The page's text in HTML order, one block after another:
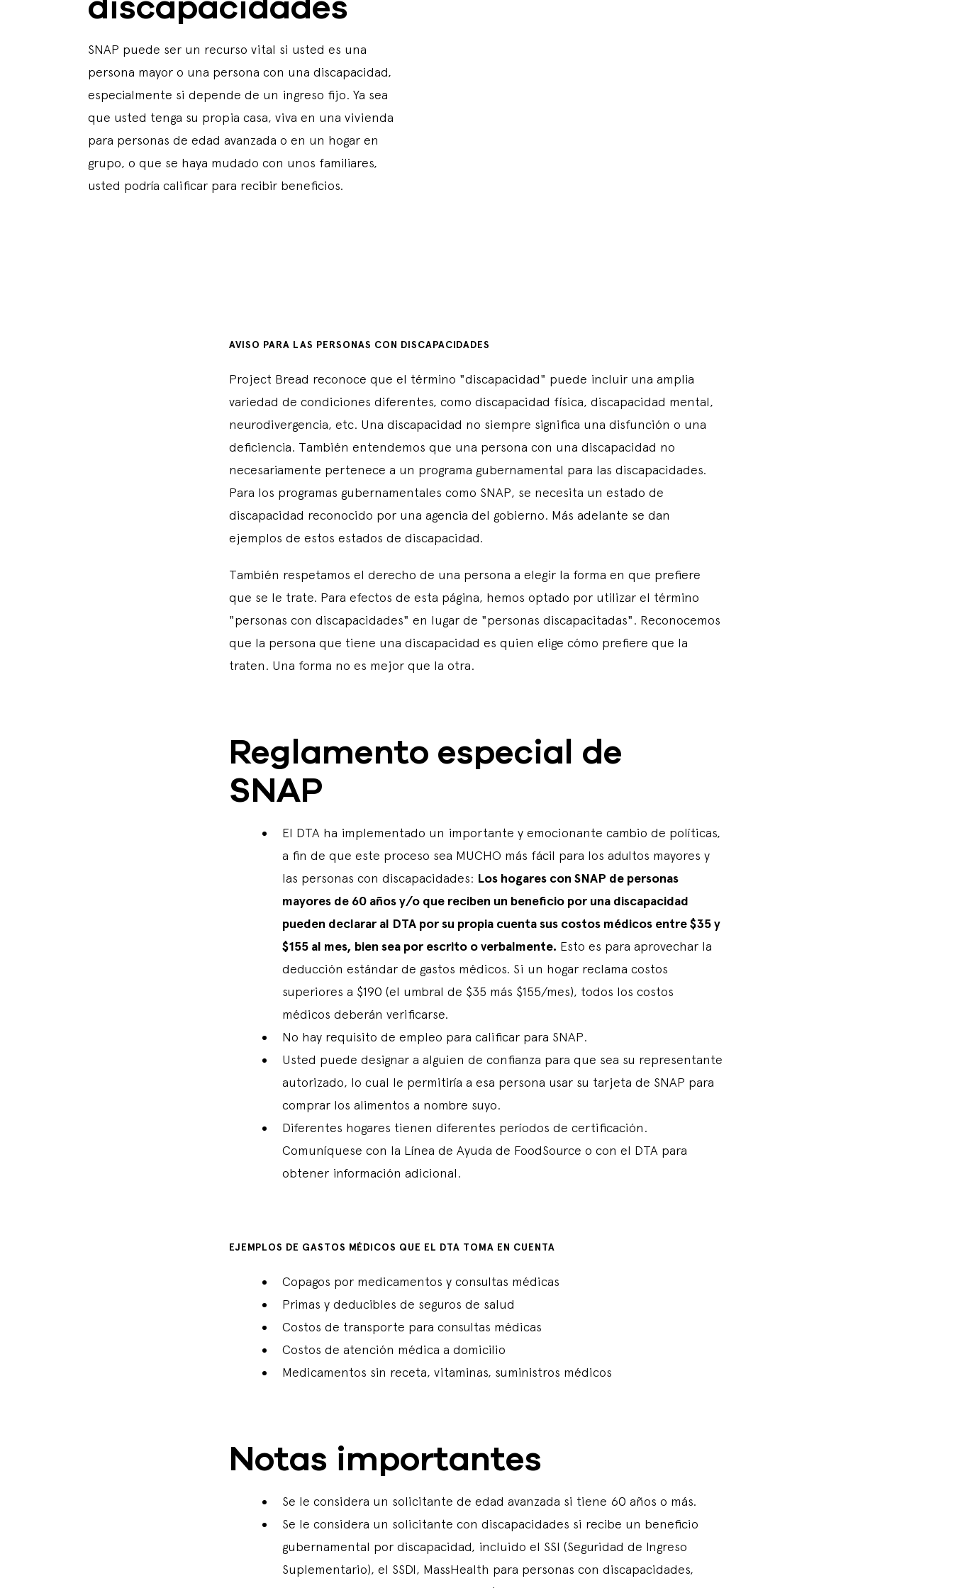
SNAP puede ser un recurso vital si usted es una
persona mayor o una persona con una discapacidad,
especialmente si depende de un ingreso fijo. Ya sea
que usted tenga su propia casa, viva en una vivienda
para personas de edad avanzada o en un hogar en
grupo, o que se haya mudado con unos familiares,
usted podría calificar para recibir beneficios.
AVISO PARA LAS PERSONAS CON DISCAPACIDADES
Project Bread reconoce que el término "discapacidad" puede incluir una amplia
variedad de condiciones diferentes, como discapacidad física, discapacidad mental,
neurodivergencia, etc. Una discapacidad no siempre significa una disfunción o una
deficiencia. También entendemos que una persona con una discapacidad no
necesariamente pertenece a un programa gubernamental para las discapacidades.
Para los programas gubernamentales como SNAP, se necesita un estado de
discapacidad reconocido por una agencia del gobierno. Más adelante se dan
ejemplos de estos estados de discapacidad.
También respetamos el derecho de una persona a elegir la forma en que prefiere
que se le trate. Para efectos de esta página, hemos optado por utilizar el término
"personas con discapacidades" en lugar de "personas discapacitadas". Reconocemos
que la persona que tiene una discapacidad es quien elige cómo prefiere que la
traten. Una forma no es mejor que la otra.
Reglamento especial de
SNAP
El DTA ha implementado un importante y emocionante cambio de políticas,
a fin de que este proceso sea MUCHO más fácil para los adultos mayores y
las personas con discapacidades: Los hogares con SNAP de personas
mayores de 60 años y/o que reciben un beneficio por una discapacidad
pueden declarar al DTA por su propia cuenta sus costos médicos entre $35 y
$155 al mes, bien sea por escrito o verbalmente. Esto es para aprovechar la
deducción estándar de gastos médicos. Si un hogar reclama costos
superiores a $190 (el umbral de $35 más $155/mes), todos los costos
médicos deberán verificarse.
No hay requisito de empleo para calificar para SNAP.
Usted puede designar a alguien de confianza para que sea su representante
autorizado, lo cual le permitiría a esa persona usar su tarjeta de SNAP para
comprar los alimentos a nombre suyo.
Diferentes hogares tienen diferentes períodos de certificación.
Comuníquese con la Línea de Ayuda de FoodSource o con el DTA para
obtener información adicional.
EJEMPLOS DE GASTOS MÉDICOS QUE EL DTA TOMA EN CUENTA
Copagos por medicamentos y consultas médicas
Primas y deducibles de seguros de salud
Costos de transporte para consultas médicas
Costos de atención médica a domicilio
Medicamentos sin receta, vitaminas, suministros médicos
Notas importantes
Se le considera un solicitante de edad avanzada si tiene 60 años o más.
Se le considera un solicitante con discapacidades si recibe un beneficio
gubernamental por discapacidad, incluido el SSI (Seguridad de Ingreso
Suplementario), el SSDI, MassHealth para personas con discapacidades,